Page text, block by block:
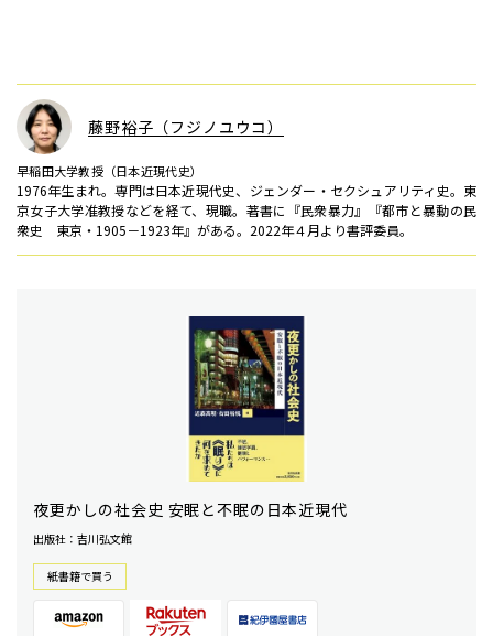
藤野裕子（フジノユウコ）
早稲田大学教授（日本近現代史）
1976年生まれ。専門は日本近現代史、ジェンダー・セクシュアリティ史。東
京女子大学准教授などを経て、現職。著書に『民衆暴力』『都市と暴動の民
衆史 東京・1905－1923年』がある。2022年４月より書評委員。
夜更かしの社会史 安眠と不眠の日本近現代
出版社：吉川弘文館
紙書籍で買う